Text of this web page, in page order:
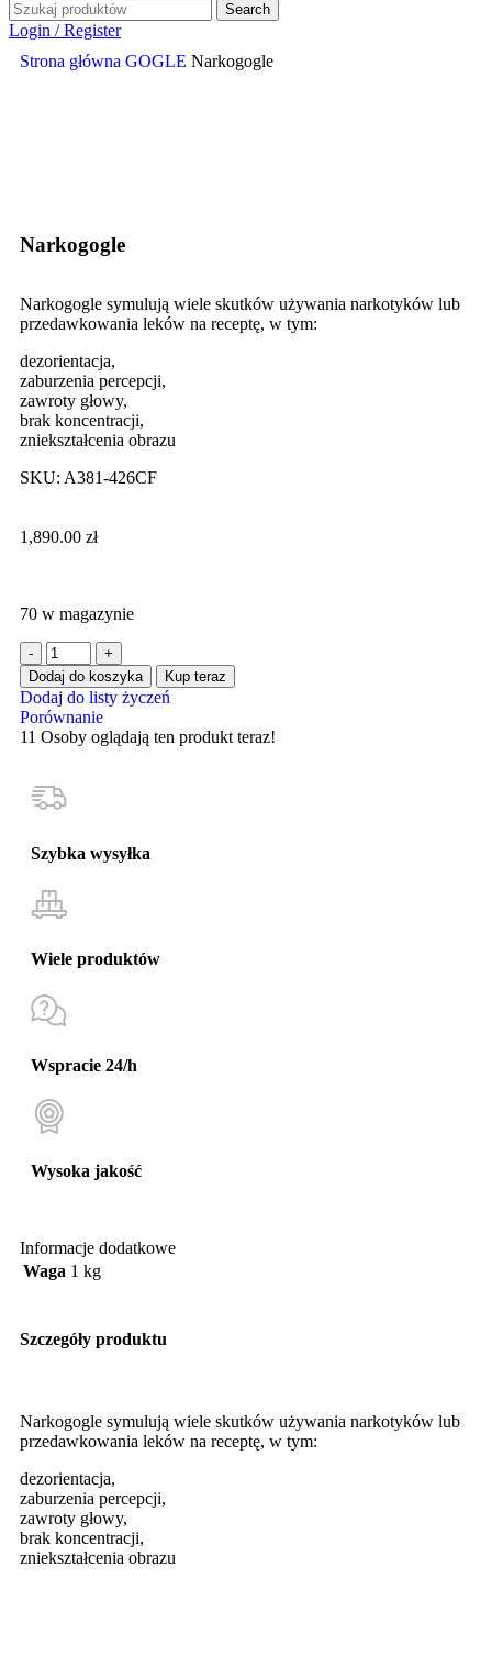
Search
Login / Register
Strona główna GOGLE Narkogogle
Narkogogle
Narkogogle symulują wiele skutków używania narkotyków lub
przedawkowania leków na receptę, w tym:
dezorientacja,
zaburzenia percepcji,
zawroty głowy,
brak koncentracji,
zniekształcenia obrazu
SKU: A381-426CF
1,890.00 zł
70 w magazynie
Dodaj do koszyka Kup teraz
Dodaj do listy życzeń
Porównanie
11 Osoby oglądają ten produkt teraz!
Szybka wysyłka
Wiele produktów
Wspracie 24/h
Wysoka jakość
Informacje dodatkowe
Waga 1 kg
Szczegóły produktu
Narkogogle symulują wiele skutków używania narkotyków lub
przedawkowania leków na receptę, w tym:
dezorientacja,
zaburzenia percepcji,
zawroty głowy,
brak koncentracji,
zniekształcenia obrazu